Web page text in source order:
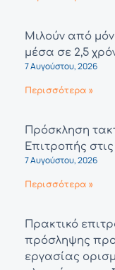
Μιλούν από
μέσα σε 2,5
7 Αυγούστου, 2026
Περισσότερα »
Πρόσκληση
Επιτροπής
7 Αυγούστου, 2026
Περισσότερα »
Πρακτικό
πρόσληψης
εργασίας